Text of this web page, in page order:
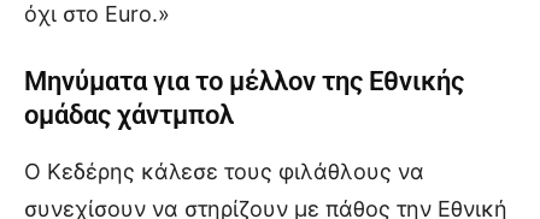
όχι στο Euro.»
Μηνύματα για το μέλλον της Εθνικής
ομάδας χάντμπολ
Ο Κεδέρης κάλεσε τους φιλάθλους να
συνεχίσουν να στηρίζουν με πάθος την Εθνική